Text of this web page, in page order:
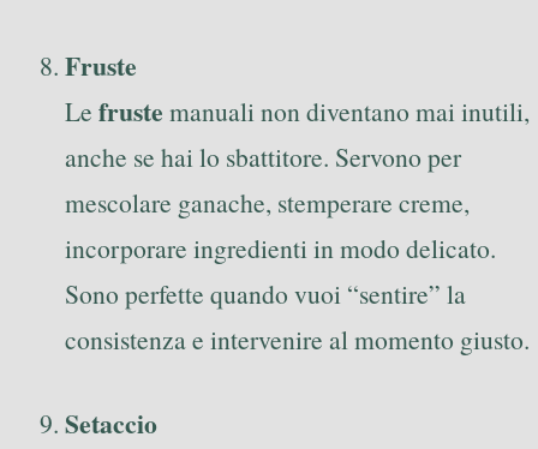
Fruste
Le fruste manuali non diventano mai inutili,
anche se hai lo sbattitore. Servono per
mescolare ganache, stemperare creme,
incorporare ingredienti in modo delicato.
Sono perfette quando vuoi “sentire” la
consistenza e intervenire al momento giusto.
Setaccio